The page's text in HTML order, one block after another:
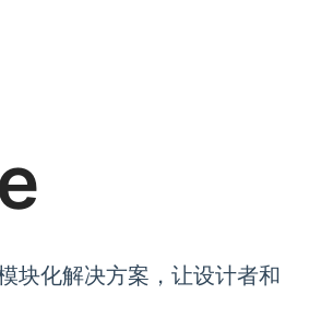
块化解决方案，让设计者和